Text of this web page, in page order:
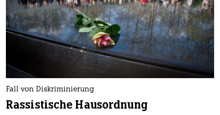
Fall von Diskriminierung
Rassistische Hausordnung